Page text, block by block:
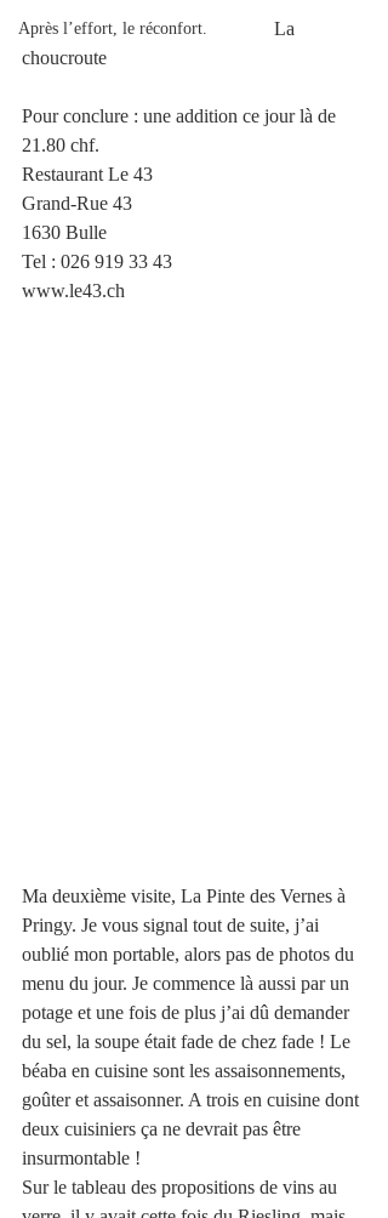
Après l’effort, le réconfort.
                                                    La
choucroute
Pour conclure : une addition ce jour là de
21.80 chf.
Restaurant Le 43
Grand-Rue 43
1630 Bulle
Tel : 026 919 33 43
www.le43.ch
Ma deuxième visite, La Pinte des Vernes à
Pringy. Je vous signal tout de suite, j’ai
oublié mon portable, alors pas de photos du
menu du jour. Je commence là aussi par un
potage et une fois de plus j’ai dû demander
du sel, la soupe était fade de chez fade ! Le
béaba en cuisine sont les assaisonnements,
goûter et assaisonner. A trois en cuisine dont
deux cuisiniers ça ne devrait pas être
insurmontable !
Sur le tableau des propositions de vins au